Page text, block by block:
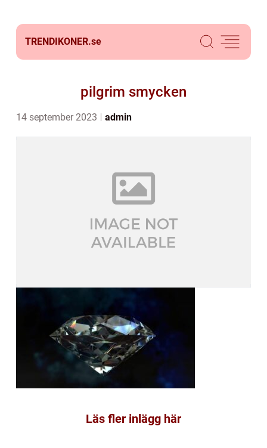
TRENDIKONER.se
pilgrim smycken
14 september 2023 admin
Läs fler inlägg här